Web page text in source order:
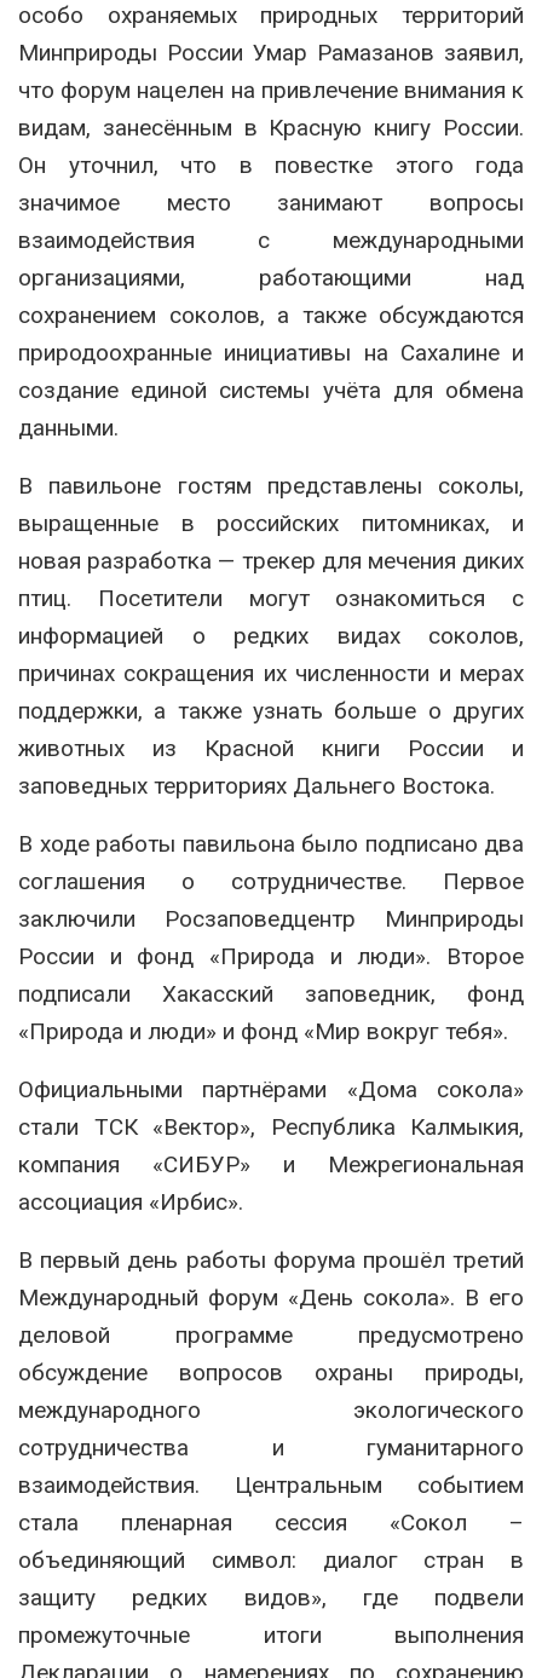
особо охраняемых природных территорий
Минприроды России Умар Рамазанов заявил,
что форум нацелен на привлечение внимания к
видам, занесённым в Красную книгу России.
Он уточнил, что в повестке этого года
значимое место занимают вопросы
взаимодействия с международными
организациями, работающими над
сохранением соколов, а также обсуждаются
природоохранные инициативы на Сахалине и
создание единой системы учёта для обмена
данными.
В павильоне гостям представлены соколы,
выращенные в российских питомниках, и
новая разработка — трекер для мечения диких
птиц. Посетители могут ознакомиться с
информацией о редких видах соколов,
причинах сокращения их численности и мерах
поддержки, а также узнать больше о других
животных из Красной книги России и
заповедных территориях Дальнего Востока.
В ходе работы павильона было подписано два
соглашения о сотрудничестве. Первое
заключили Росзаповедцентр Минприроды
России и фонд «Природа и люди». Второе
подписали Хакасский заповедник, фонд
«Природа и люди» и фонд «Мир вокруг тебя».
Официальными партнёрами «Дома сокола»
стали ТСК «Вектор», Республика Калмыкия,
компания «СИБУР» и Межрегиональная
ассоциация «Ирбис».
В первый день работы форума прошёл третий
Международный форум «День сокола». В его
деловой программе предусмотрено
обсуждение вопросов охраны природы,
международного экологического
сотрудничества и гуманитарного
взаимодействия. Центральным событием
стала пленарная сессия «Сокол –
объединяющий символ: диалог стран в
защиту редких видов», где подвели
промежуточные итоги выполнения